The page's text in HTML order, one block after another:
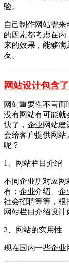
验。
自己制作网站需
的因素都考虑在内
来的效果，能够满
友。
网站设计包含
网站重要性不言而
没有网站有可能就
快了，企业网站建
会给客户提供网站
呢？
1、网站栏目介绍
不同企业所对应网
有：企业介绍、企
社会招聘等等，根
网站栏目介绍设计
2、网站的实用性
现在国内一些企业